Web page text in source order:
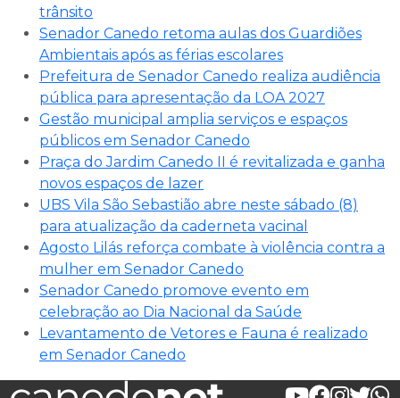
trânsito
Senador Canedo retoma aulas dos Guardiões
Ambientais após as férias escolares
Prefeitura de Senador Canedo realiza audiência
pública para apresentação da LOA 2027
Gestão municipal amplia serviços e espaços
públicos em Senador Canedo
Praça do Jardim Canedo II é revitalizada e ganha
novos espaços de lazer
UBS Vila São Sebastião abre neste sábado (8)
para atualização da caderneta vacinal
Agosto Lilás reforça combate à violência contra a
mulher em Senador Canedo
Senador Canedo promove evento em
celebração ao Dia Nacional da Saúde
Levantamento de Vetores e Fauna é realizado
em Senador Canedo